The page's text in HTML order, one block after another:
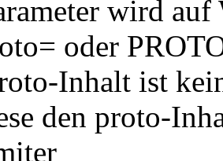
wird
oder
Inhalt ist
den proto-